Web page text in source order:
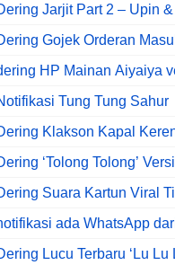
Jarjit Part 2 – Upin
Gojek Orderan
HP Mainan Aiyaiya
Tung Tung Sahur
Klakson Kapal
‘Tolong Tolong’
Suara Kartun Viral
ada WhatsApp
Lucu Terbaru ‘Lu